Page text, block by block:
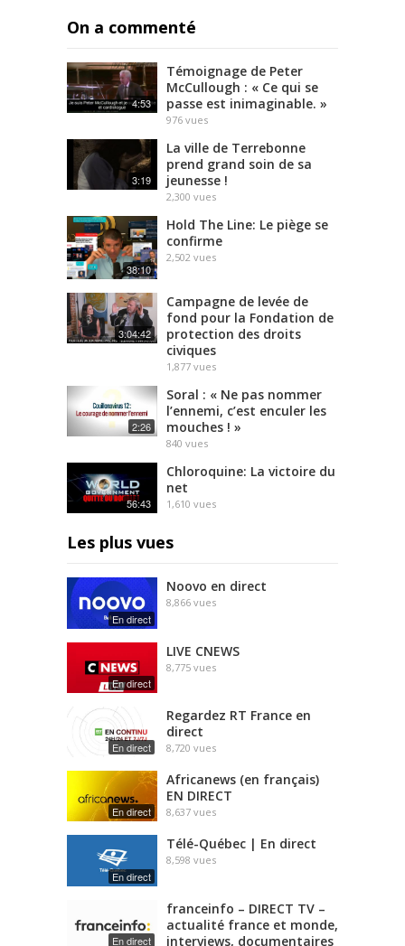
On a commenté
4:53
Témoignage de Peter
McCullough : « Ce qui se
passe est inimaginable. »
976 vues
3:19
La ville de Terrebonne
prend grand soin de sa
jeunesse !
2,300 vues
38:10
Hold The Line: Le piège se
confirme
2,502 vues
3:04:42
Campagne de levée de
fond pour la Fondation de
protection des droits
civiques
1,877 vues
2:26
Soral : « Ne pas nommer
l’ennemi, c’est enculer les
mouches ! »
840 vues
56:43
Chloroquine: La victoire du
net
1,610 vues
Les plus vues
En direct
Noovo en direct
8,866 vues
En direct
LIVE CNEWS
8,775 vues
En direct
Regardez RT France en
direct
8,720 vues
En direct
Africanews (en français)
EN DIRECT
8,637 vues
En direct
Télé-Québec | En direct
8,598 vues
En direct
franceinfo – DIRECT TV –
actualité france et monde,
interviews, documentaires